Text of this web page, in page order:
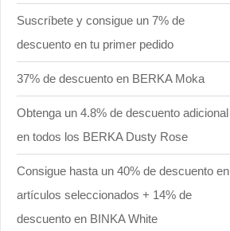
Suscríbete y consigue un 7% de
descuento en tu primer pedido
37% de descuento en BERKA Moka
Obtenga un 4.8% de descuento adicional
en todos los BERKA Dusty Rose
Consigue hasta un 40% de descuento en
artículos seleccionados + 14% de
descuento en BINKA White